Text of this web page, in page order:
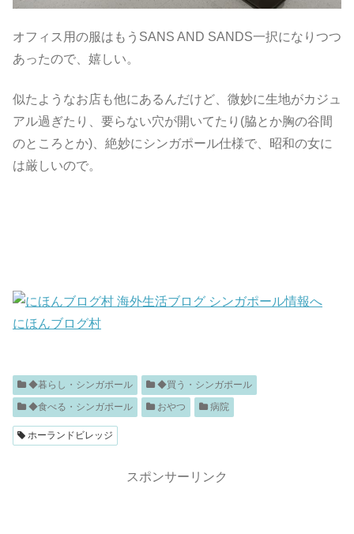
オフィス用の服はもうSANS AND SANDS一択になりつつ
あったので、嬉しい。
似たようなお店も他にあるんだけど、微妙に生地がカジュ
アル過ぎたり、要らない穴が開いてたり(脇とか胸の谷間
のところとか)、絶妙にシンガポール仕様で、昭和の女に
は厳しいので。
にほんブログ村
◆暮らし・シンガポール
◆買う・シンガポール
◆食べる・シンガポール
おやつ 病院
ホーランドビレッジ
スポンサーリンク